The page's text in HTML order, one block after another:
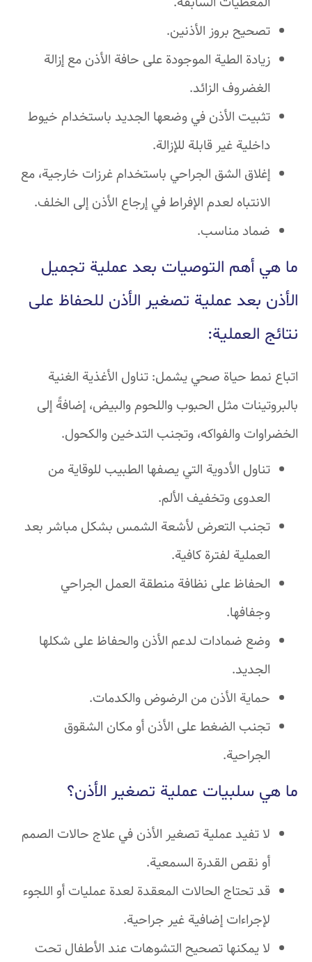
تصحيح بروز الأذنين.
زيادة الطية الموجودة على حافة الأذن مع إزالة
الغضروف الزائد.
تثبيت الأذن في وضعها الجديد باستخدام خيوط
داخلية غير قابلة للإزالة.
إغلاق الشق الجراحي باستخدام غرزات خارجية، مع
الانتباه لعدم الإفراط في إرجاع الأذن إلى الخلف.
ضماد مناسب.
ما هي أهم التوصيات بعد عملية تجميل
الأذن بعد عملية تصغير الأذن للحفاظ على
نتائج العملية:
اتباع نمط حياة صحي يشمل: تناول الأغذية الغنية
بالبروتينات مثل الحبوب واللحوم والبيض، إضافةً إلى
الخضراوات والفواكه، وتجنب التدخين والكحول.
تناول الأدوية التي يصفها الطبيب للوقاية من
العدوى وتخفيف الألم.
تجنب التعرض لأشعة الشمس بشكل مباشر بعد
العملية لفترة كافية.
الحفاظ على نظافة منطقة العمل الجراحي
وجفافها.
وضع ضمادات لدعم الأذن والحفاظ على شكلها
الجديد.
حماية الأذن من الرضوض والكدمات.
تجنب الضغط على الأذن أو مكان الشقوق
الجراحية.
ما هي سلبيات عملية تصغير الأذن؟
لا تفيد عملية تصغير الأذن في علاج حالات الصمم
أو نقص القدرة السمعية.
قد تحتاج الحالات المعقدة لعدة عمليات أو اللجوء
لإجراءات إضافية غير جراحية.
لا يمكنها تصحيح التشوهات عند الأطفال تحت